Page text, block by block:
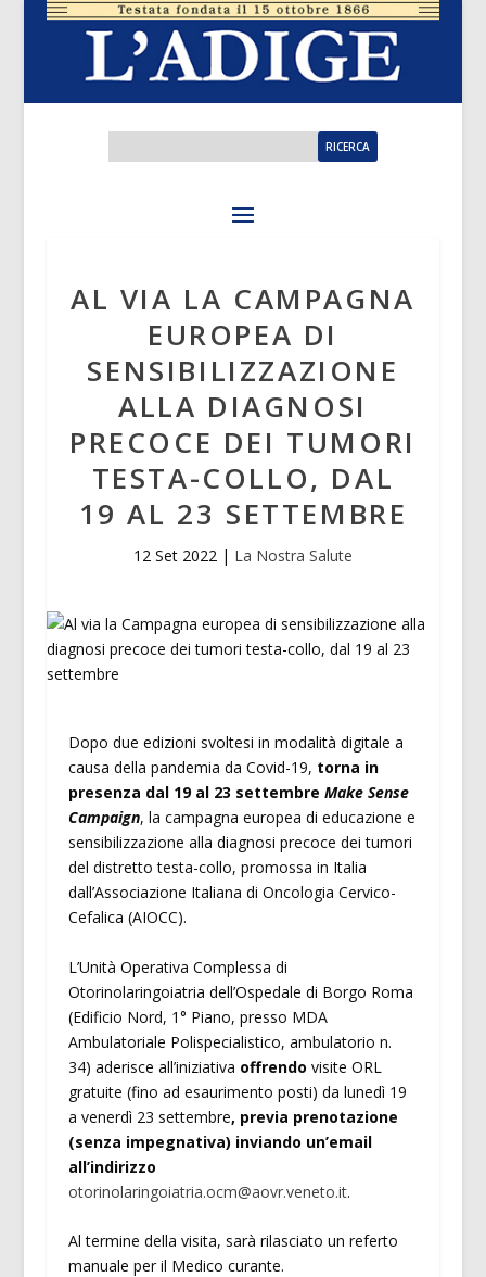
AL VIA LA CAMPAGNA
EUROPEA DI
SENSIBILIZZAZIONE
ALLA DIAGNOSI
PRECOCE DEI TUMORI
TESTA-COLLO, DAL
19 AL 23 SETTEMBRE
12 Set 2022| La Nostra Salute
Dopo due edizioni svoltesi in modalità digitale a
causa della pandemia da Covid-19, torna in
presenza dal 19 al 23 settembre Make Sense
Campaign, la campagna europea di educazione e
sensibilizzazione alla diagnosi precoce dei tumori
del distretto testa-collo, promossa in Italia
dall’Associazione Italiana di Oncologia Cervico-
Cefalica (AIOCC).
L’Unità Operativa Complessa di
Otorinolaringoiatria dell’Ospedale di Borgo Roma
(Edificio Nord, 1° Piano, presso MDA
Ambulatoriale Polispecialistico, ambulatorio n.
34) aderisce all’iniziativa offrendo visite ORL
gratuite (fino ad esaurimento posti) da lunedì 19
a venerdì 23 settembre, previa prenotazione
(senza impegnativa) inviando un’email
all’indirizzo
otorinolaringoiatria.ocm@aovr.veneto.it.
Al termine della visita, sarà rilasciato un referto
manuale per il Medico curante.